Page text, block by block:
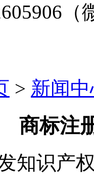
（
> 新闻
商标注
知识产